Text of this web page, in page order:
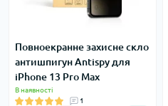
Повноекранне захисне скло
антишпигун Antispy для
iPhone 13 Pro Max
В наявності
1